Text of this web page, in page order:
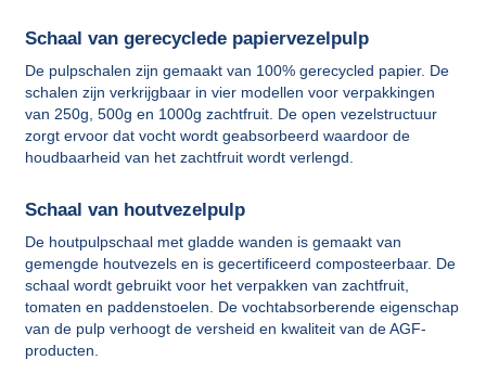
Schaal van gerecyclede papiervezelpulp
De pulpschalen zijn gemaakt van 100% gerecycled papier. De
schalen zijn verkrijgbaar in vier modellen voor verpakkingen
van 250g, 500g en 1000g zachtfruit. De open vezelstructuur
zorgt ervoor dat vocht wordt geabsorbeerd waardoor de
houdbaarheid van het zachtfruit wordt verlengd.
Schaal van houtvezelpulp
De houtpulpschaal met gladde wanden is gemaakt van
gemengde houtvezels en is gecertificeerd composteerbaar. De
schaal wordt gebruikt voor het verpakken van zachtfruit,
tomaten en paddenstoelen. De vochtabsorberende eigenschap
van de pulp verhoogt de versheid en kwaliteit van de AGF-
producten.